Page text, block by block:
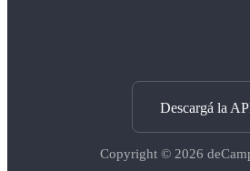
Descargá la
Copyright © 2026